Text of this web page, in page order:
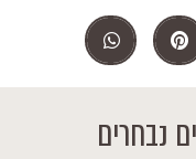
נבחרים